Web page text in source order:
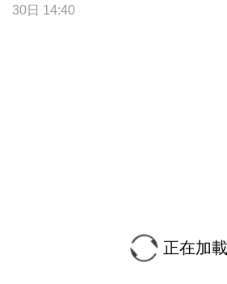
30日 14:40
正在加載